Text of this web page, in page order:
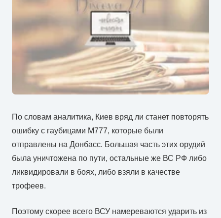
По словам аналитика, Киев вряд ли станет повторять
ошибку с гаубицами M777, которые были
отправлены на Донбасс. Большая часть этих орудий
была уничтожена по пути, остальные же ВС РФ либо
ликвидировали в боях, либо взяли в качестве
трофеев.
Поэтому скорее всего ВСУ намереваются ударить из